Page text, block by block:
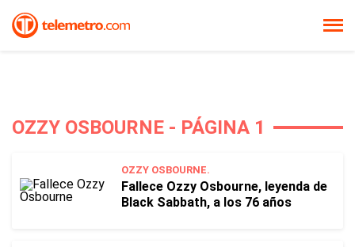
OZZY OSBOURNE - PÁGINA 1
OZZY OSBOURNE.
Fallece Ozzy Osbourne, leyenda de
Black Sabbath, a los 76 años